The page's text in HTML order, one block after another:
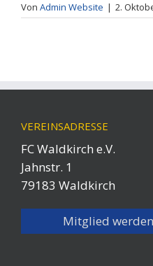
Von Admin Website | 2.
VEREINSADRESSE
FC Waldkirch e.V.
Jahnstr. 1
79183 Waldkirch
Mitglied werden